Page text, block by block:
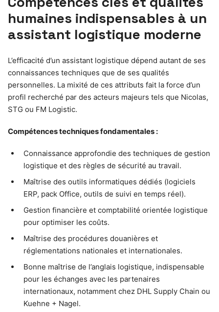
humaines indispensables à un
assistant logistique moderne
L’efficacité d’un assistant logistique dépend autant de ses
connaissances techniques que de ses qualités
personnelles. La mixité de ces attributs fait la force d’un
profil recherché par des acteurs majeurs tels que Nicolas,
STG ou FM Logistic.
Compétences techniques fondamentales :
Connaissance approfondie des techniques de gestion
logistique et des règles de sécurité au travail.
Maîtrise des outils informatiques dédiés (logiciels
ERP, pack Office, outils de suivi en temps réel).
Gestion financière et comptabilité orientée logistique
pour optimiser les coûts.
Maîtrise des procédures douanières et
réglementations nationales et internationales.
Bonne maîtrise de l’anglais logistique, indispensable
pour les échanges avec les partenaires
internationaux, notamment chez DHL Supply Chain ou
Kuehne + Nagel.